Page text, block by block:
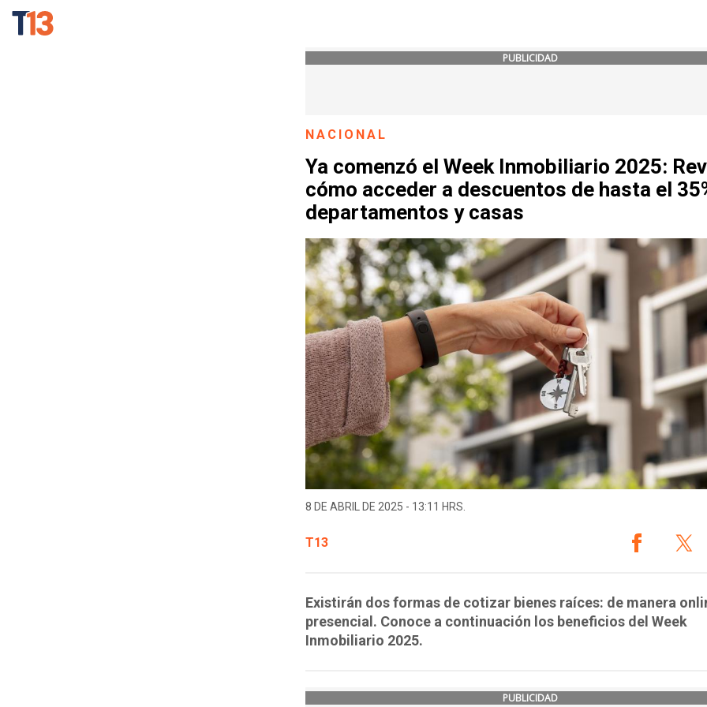
PUBLICIDAD
NACIONAL
Ya comenzó el Week Inmobiliario 2025:
cómo acceder a descuentos de hasta el
departamentos y casas
8 DE ABRIL DE 2025 - 13:11 HRS.
T13
Existirán dos formas de cotizar bienes raíces: de manera
presencial. Conoce a continuación los beneficios del Week
Inmobiliario 2025.
PUBLICIDAD